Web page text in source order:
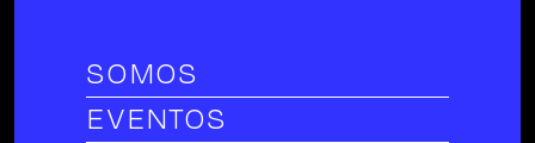
SOMOS
EVENTOS